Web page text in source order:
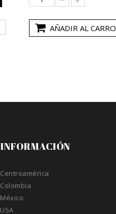
AÑADIR AL CARRO
INFORMACIÓN
Centroamérica
Colombia
México
USA